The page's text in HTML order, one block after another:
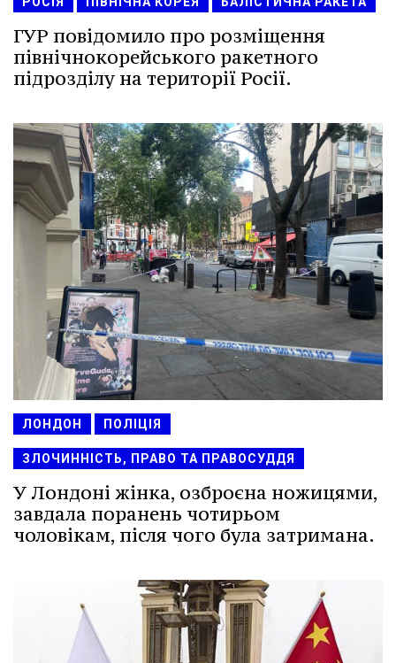
ГУР повідомило про розміщення
північнокорейського ракетного
підрозділу на території Росії.
ЛОНДОН ПОЛІЦІЯ
ЗЛОЧИННІСТЬ, ПРАВО ТА ПРАВОСУДДЯ
У Лондоні жінка, озброєна ножицями,
завдала поранень чотирьом
чоловікам, після чого була затримана.